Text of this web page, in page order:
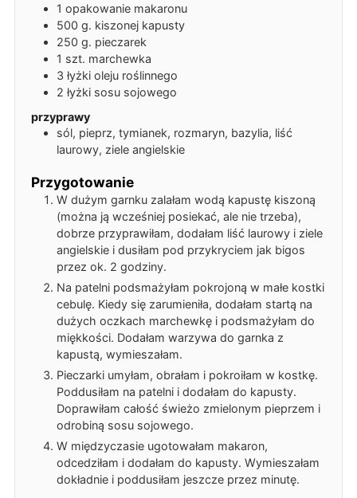
1 opakowanie makaronu
500 g. kiszonej kapusty
250 g. pieczarek
1 szt. marchewka
3 łyżki oleju roślinnego
2 łyżki sosu sojowego
przyprawy
sól, pieprz, tymianek, rozmaryn, bazylia, liść
laurowy, ziele angielskie
Przygotowanie
W dużym garnku zalałam wodą kapustę kiszoną
(można ją wcześniej posiekać, ale nie trzeba),
dobrze przyprawiłam, dodałam liść laurowy i ziele
angielskie i dusiłam pod przykryciem jak bigos
przez ok. 2 godziny.
Na patelni podsmażyłam pokrojoną w małe kostki
cebulę. Kiedy się zarumieniła, dodałam startą na
dużych oczkach marchewkę i podsmażyłam do
miękkości. Dodałam warzywa do garnka z
kapustą, wymieszałam.
Pieczarki umyłam, obrałam i pokroiłam w kostkę.
Poddusiłam na patelni i dodałam do kapusty.
Doprawiłam całość świeżo zmielonym pieprzem i
odrobiną sosu sojowego.
W międzyczasie ugotowałam makaron,
odcedziłam i dodałam do kapusty. Wymieszałam
dokładnie i poddusiłam jeszcze przez minutę.